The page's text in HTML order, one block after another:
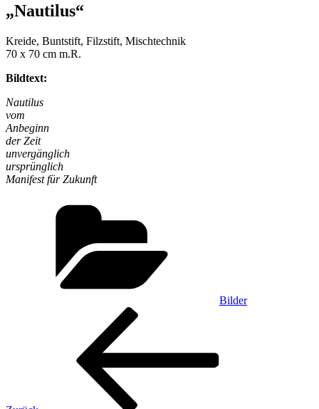
„Nautilus“
Kreide, Buntstift, Filzstift, Mischtechnik
70 x 70 cm m.R.
Bildtext:
Nautilus
vom
Anbeginn
der Zeit
unvergänglich
ursprünglich
Manifest für Zukunft
Bilder
Beitragsnavigation